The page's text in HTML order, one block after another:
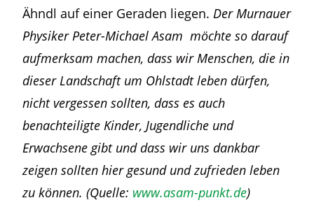
Ähndl auf einer Geraden liegen.Der Murnauer
Physiker Peter-Michael Asam möchte so darauf
aufmerksam machen, dass wir Menschen, die in
dieser Landschaft um Ohlstadt leben dürfen,
nicht vergessen sollten, dass es auch
benachteiligte Kinder, Jugendliche und
Erwachsene gibt und dass wir uns dankbar
zeigen sollten hier gesund und zufrieden leben
zu können. (Quelle: www.asam-punkt.de)